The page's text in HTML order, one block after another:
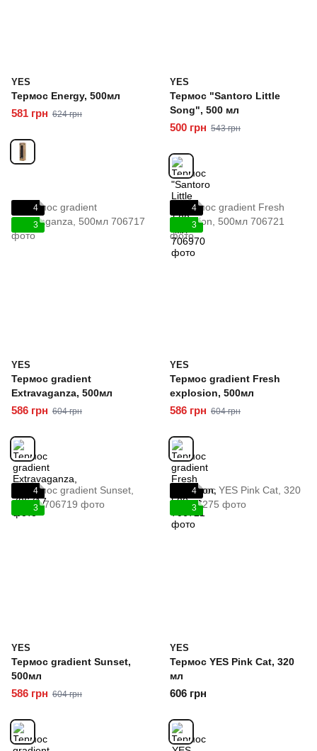
YES
Термос Energy, 500мл
581 грн 624 грн
YES
Термос "Santoro Little
Song", 500 мл
500 грн 543 грн
4
3
YES
Термос gradient
Extravaganza, 500мл
586 грн 604 грн
4
3
YES
Термос gradient Fresh
explosion, 500мл
586 грн 604 грн
4
3
YES
Термос gradient Sunset,
500мл
586 грн 604 грн
4
3
YES
Термос YES Pink Cat, 320
мл
606 грн